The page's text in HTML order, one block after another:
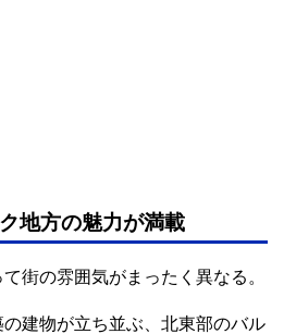
地方の魅力が満載
街の雰囲気がまったく異なる。
建物が立ち並ぶ、北東部のバル